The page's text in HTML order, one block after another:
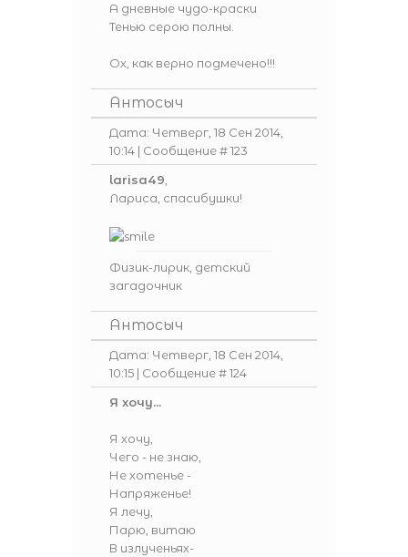
А дневные чудо-краски
Тенью серою полны.
Ох, как верно подмечено!!!
Антосыч
Дата: Четверг, 18 Сен 2014,
10:14 | Сообщение #123
larisa49
Лариса, спасибушки!
Физик-лирик, детский
загадочник
Антосыч
Дата: Четверг, 18 Сен 2014,
10:15 | Сообщение #124
Я хочу...
Я хочу,
Чего - не знаю,
Не хотенье -
Напряженье!
Я лечу,
Парю, витаю
В излученьях-